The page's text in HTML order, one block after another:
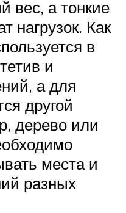
вес, а тонкие
нагрузок. Как
в
и
а для
другой
дерево или
места и
разных